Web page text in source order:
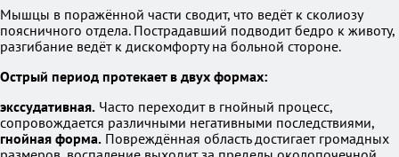
Мышцы в поражённой части сводит, что ведёт к сколиозу
поясничного отдела. Пострадавший подводит бедро к животу,
разгибание ведёт к дискомфорту на больной стороне.
Острый период протекает в двух формах:
экссудативная. Часто переходит в гнойный процесс,
сопровождается различными негативными последствиями,
гнойная форма. Повреждённая область достигает громадных